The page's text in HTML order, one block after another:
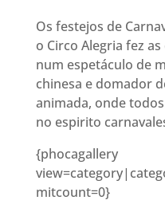
Os festejos de
o Circo Alegria fez
num espetáculo de
chinesa e domador
animada, onde
no espirito
{phocagallery
mitcount=0}